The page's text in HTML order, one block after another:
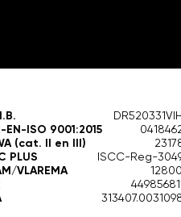
EN-ISO 9001:2015
(cat. II en III)
PLUS ISCC-Reg-
VLAREMA